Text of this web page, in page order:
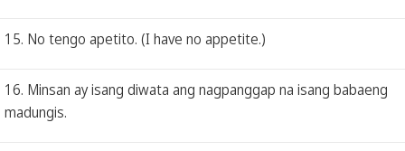
15. No tengo apetito. (I have no appetite.)
16. Minsan ay isang diwata ang nagpanggap na isang babaeng
madungis.